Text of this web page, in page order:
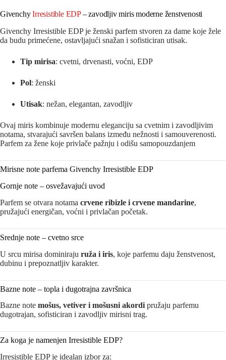
GivenchyIrresistible EDP– zavodljiv miris moderne ženstvenosti
Givenchy Irresistible EDP je ženski parfem stvoren za dame koje žele
da budu primećene, ostavljajući snažan i sofisticiran utisak.
Tip mirisa: cvetni, drvenasti, voćni, EDP
Pol: ženski
Utisak: nežan, elegantan, zavodljiv
Ovaj miris kombinuje modernu eleganciju sa cvetnim i zavodljivim
notama, stvarajući savršen balans između nežnosti i samouverenosti.
Parfem za žene koje privlače pažnju i odišu samopouzdanjem
Mirisne note parfema Givenchy Irresistible EDP
Gornje note – osvežavajući uvod
Parfem se otvara notama crvene ribizle i crvene mandarine,
pružajući energičan, voćni i privlačan početak.
Srednje note – cvetno srce
U srcu mirisa dominiraju ruža i iris, koje parfemu daju ženstvenost,
dubinu i prepoznatljiv karakter.
Bazne note – topla i dugotrajna završnica
Bazne note mošus, vetiver i mošusni akordi pružaju parfemu
dugotrajan, sofisticiran i zavodljiv mirisni trag.
Za koga je namenjen Irresistible EDP?
Irresistible EDP je idealan izbor za: